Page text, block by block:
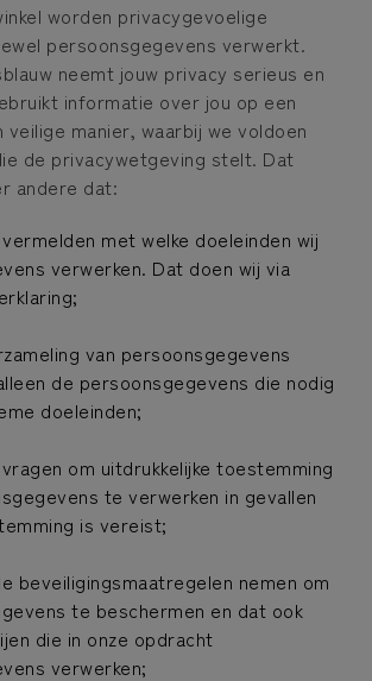
worden privacygevoelige
persoonsgegevens verwerkt.
neemt jouw privacy serieus en
informatie over jou op een
veilige manier, waarbij we voldoen
de privacywetgeving stelt. Dat
andere dat:
met welke doeleinden wij
verwerken. Dat doen wij via
van persoonsgegevens
de persoonsgegevens die nodig
doeleinden;
om uitdrukkelijke toestemming
te verwerken in gevallen
is vereist;
beveiligingsmaatregelen nemen om
te beschermen en dat ook
die in onze opdracht
verwerken;